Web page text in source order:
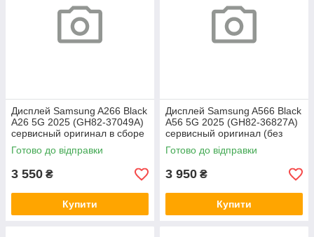
Дисплей Samsung A266 Black
A26 5G 2025 (GH82-37049A)
сервисный оригинал в сборе
с рамкой
Готово до відправки
3 550 ₴
Купити
Дисплей Samsung A566 Black
A56 5G 2025 (GH82-36827A)
сервисный оригинал (без
рамки)
Готово до відправки
3 950 ₴
Купити